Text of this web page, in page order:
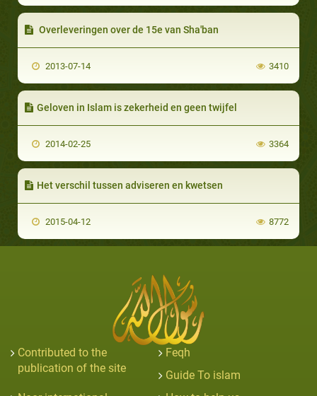
Overleveringen over de 15e van Sha'ban
2013-07-14 3410
Geloven in Islam is zekerheid en geen twijfel
2014-02-25 3364
Het verschil tussen adviseren en kwetsen
2015-04-12 8772
Contributed to the
publication of the site
Feqh
Guide To islam